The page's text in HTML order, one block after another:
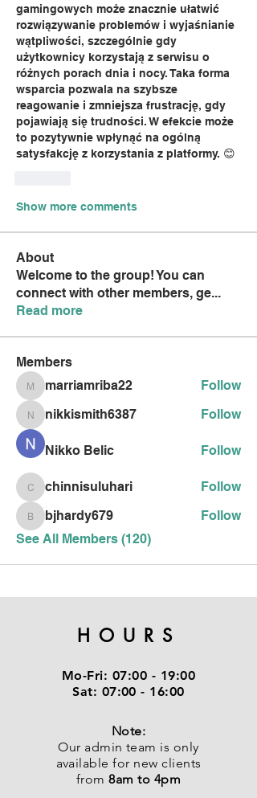
gamingowych może znacznie ułatwić
rozwiązywanie problemów i wyjaśnianie
wątpliwości, szczególnie gdy
użytkownicy korzystają z serwisu o
różnych porach dnia i nocy. Taka forma
wsparcia pozwala na szybsze
reagowanie i zmniejsza frustrację, gdy
pojawiają się trudności. W efekcie może
to pozytywnie wpłynąć na ogólną
satysfakcję z korzystania z platformy. 😊
Show more comments
About
Welcome to the group! You can
connect with other members, ge...
Read more
Members
marriamriba22
marriamriba22 Follow
nikkismith6387
nikkismith6387 Follow
Nikko Belic Follow
chinnisuluhari
chinnisuluhari Follow
bjhardy679
bjhardy679
Follow
See All Members (120)
HOURS
Mo-Fri: 07:00 - 19:00
Sat: 07:00 - 16:00
Note:
Our admin team is only
available for new clients
from 8am to 4pm